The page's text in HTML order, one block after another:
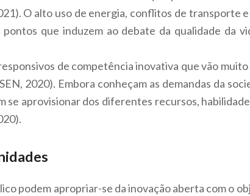
O alto uso de energia, conflitos de transporte
que induzem ao debate da qualidade da
de competência inovativa que vão muito
2020). Embora conheçam as demandas da
se aprovisionar dos diferentes recursos,
podem apropriar-se da inovação aberta com o